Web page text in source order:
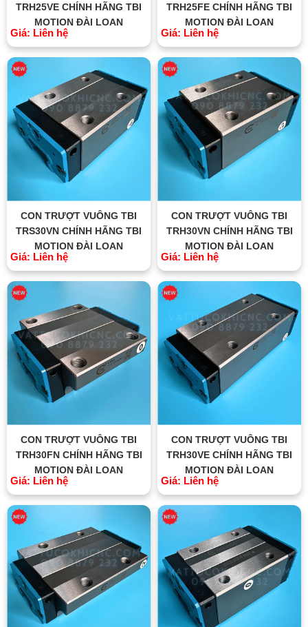
TRH25VE CHÍNH HÃNG TBI
MOTION ĐÀI LOAN
Giá: Liên hệ
TRH25FE CHÍNH HÃNG TBI
MOTION ĐÀI LOAN
Giá: Liên hệ
CON TRƯỢT VUÔNG TBI
TRS30VN CHÍNH HÃNG TBI
MOTION ĐÀI LOAN
Giá: Liên hệ
CON TRƯỢT VUÔNG TBI
TRH30VN CHÍNH HÃNG TBI
MOTION ĐÀI LOAN
Giá: Liên hệ
CON TRƯỢT VUÔNG TBI
TRH30FN CHÍNH HÃNG TBI
MOTION ĐÀI LOAN
Giá: Liên hệ
CON TRƯỢT VUÔNG TBI
TRH30VE CHÍNH HÃNG TBI
MOTION ĐÀI LOAN
Giá: Liên hệ